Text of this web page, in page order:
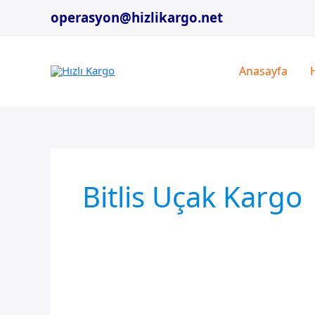
operasyon@hizlikargo.net
Anasayfa
Bitlis Uçak Kargo